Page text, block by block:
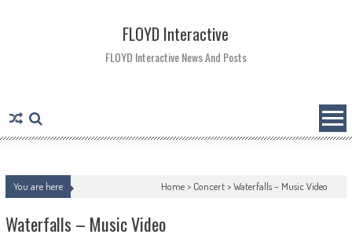
FLOYD Interactive
FLOYD Interactive News And Posts
You are here Home > Concert>Waterfalls – Music Video
Waterfalls – Music Video